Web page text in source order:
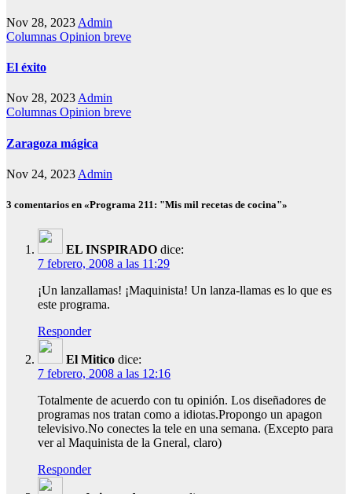
Nov 28, 2023 Admin
Columnas Opinion breve
El éxito
Nov 28, 2023 Admin
Columnas Opinion breve
Zaragoza mágica
Nov 24, 2023 Admin
3 comentarios en «Programa 211: "Mis mil recetas de cocina"»
EL INSPIRADO dice:
7 febrero, 2008 a las 11:29
¡Un lanzallamas! ¡Maquinista! Un lanza-llamas es lo que es
este programa.
Responder
El Mitico dice:
7 febrero, 2008 a las 12:16
Totalmente de acuerdo con tu opinión. Los diseñadores de
programas nos tratan como a idiotas.Propongo un apagon
televisivo.No conectes la tele en una semana. (Excepto para
ver al Maquinista de la Gneral, claro)
Responder